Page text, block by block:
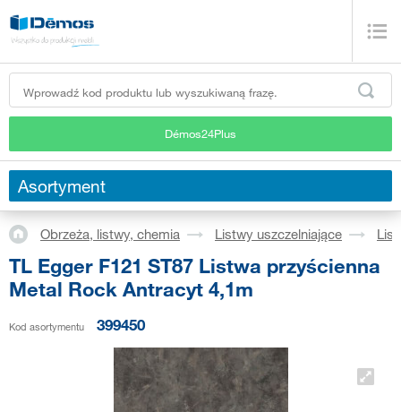
Démos24Plus
Asortyment
Obrzeża, listwy, chemia Listwy uszczelniające
TL Egger F121 ST87 Listwa przyścienna
Metal Rock Antracyt 4,1m
Kod asortymentu 399450